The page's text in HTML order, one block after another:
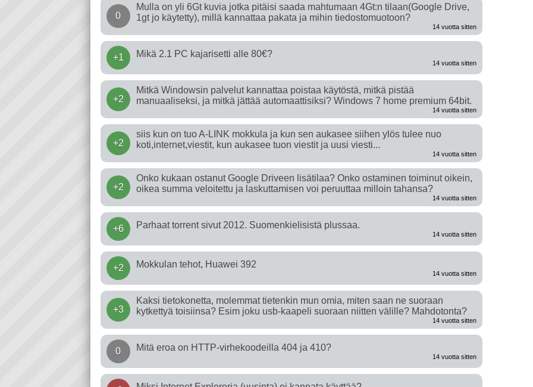
0
Mulla on yli 6Gt kuvia jotka pitäisi saada mahtumaan 4Gt:n tilaan(Google Drive,
1gt jo käytetty), millä kannattaa pakata ja mihin tiedostomuotoon?
14 vuotta sitten
+1 Mikä 2.1 PC kajarisetti alle 80€?
14 vuotta sitten
+2
Mitkä Windowsin palvelut kannattaa poistaa käytöstä, mitkä pistää
manuaaliseksi, ja mitkä jättää automaattisiksi? Windows 7 home premium 64bit.
14 vuotta sitten
+2
siis kun on tuo A-LINK mokkula ja kun sen aukasee siihen ylös tulee nuo
koti,internet,viestit, kun aukasee tuon viestit ja uusi viesti...
14 vuotta sitten
+2
Onko kukaan ostanut Google Driveen lisätilaa? Onko ostaminen toiminut oikein,
oikea summa veloitettu ja laskuttamisen voi peruuttaa milloin tahansa?
14 vuotta sitten
+6 Parhaat torrent sivut 2012. Suomenkielisistä plussaa.
14 vuotta sitten
+2 Mokkulan tehot, Huawei 392
14 vuotta sitten
+3
Kaksi tietokonetta, molemmat tietenkin mun omia, miten saan ne suoraan
kytkettyä toisiinsa? Esim joku usb-kaapeli suoraan niitten välille? Mahdotonta?
14 vuotta sitten
0 Mitä eroa on HTTP-virhekoodeilla 404 ja 410?
14 vuotta sitten